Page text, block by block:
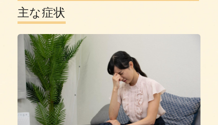
主な症状